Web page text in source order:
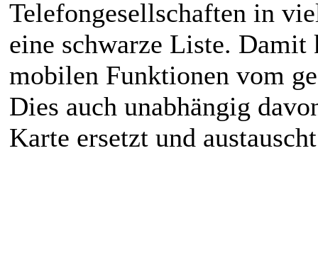
Telefongesellschaften in
eine schwarze Liste.
mobilen Funktionen vom
Dies auch unabhängig
Karte ersetzt und